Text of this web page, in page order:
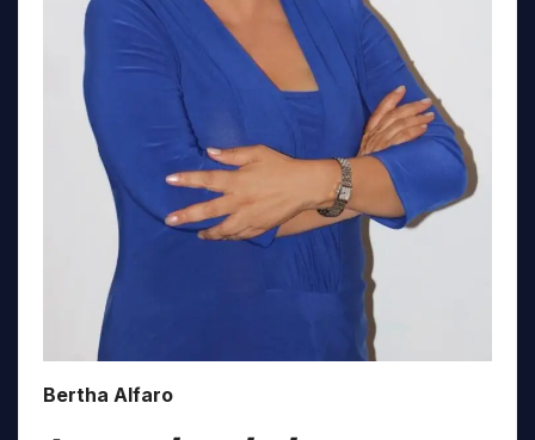
Bertha Alfaro